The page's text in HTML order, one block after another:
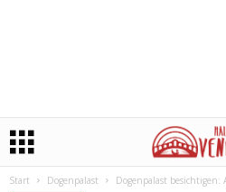
Start Dogenpalast Dogenpalast besichtigen: